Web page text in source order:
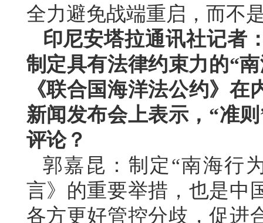
全力避免战端重启，而不
印尼安塔拉通讯社记者
制定具有法律约束力的“
《联合国海洋法公约》
新闻发布会上表示，“准
评论？
郭嘉昆：制定“南海行
言》的重要举措，也是中
各方更好管控分歧，促进